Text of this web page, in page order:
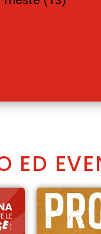
ED